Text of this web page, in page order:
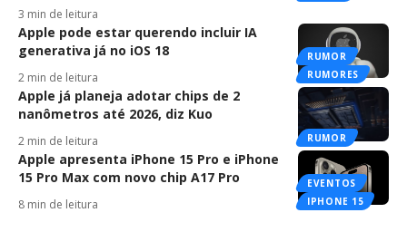
3 min de leitura
RUMOR
RUMORES
Apple pode estar querendo incluir IA
generativa já no iOS 18
2 min de leitura
RUMOR
Apple já planeja adotar chips de 2
nanômetros até 2026, diz Kuo
2 min de leitura
EVENTOS
IPHONE 15
Apple apresenta iPhone 15 Pro e iPhone
15 Pro Max com novo chip A17 Pro
8 min de leitura